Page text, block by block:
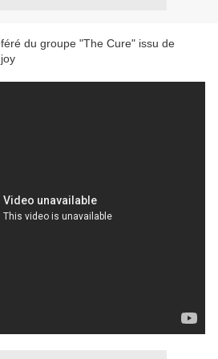
du groupe "The Cure" issu de